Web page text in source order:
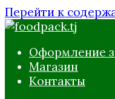
Перейти к
Оформление
Магазин
Контакты